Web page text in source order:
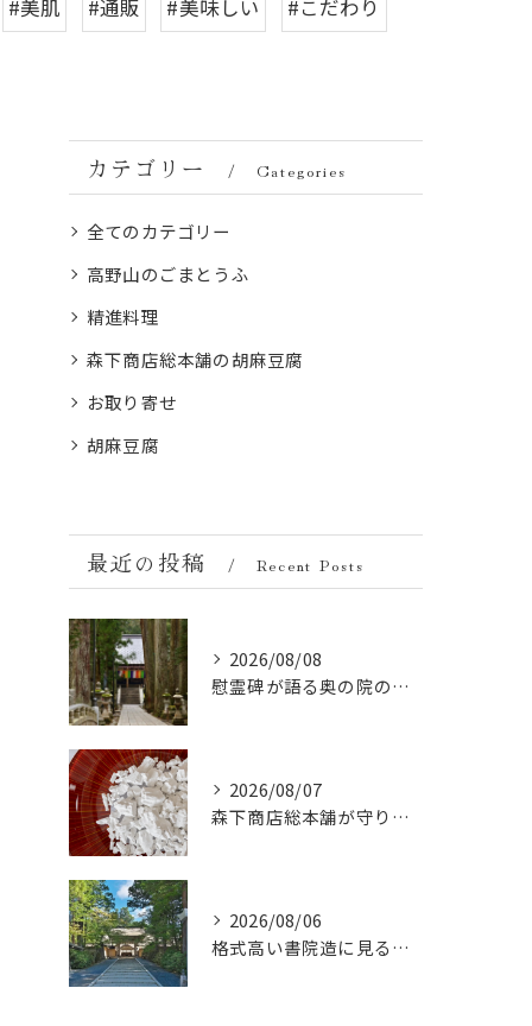
#美肌 #通販 #美味しい
#こだわり
カテゴリー Categories
全てのカテゴリー
高野山のごまとうふ
精進料理
森下商店総本舗の胡麻豆腐
お取り寄せ
胡麻豆腐
最近の投稿 Recent Posts
2026/08/08
慰霊碑が語る奥の院の過去：祈りと歴史の中間地点
2026/08/07
森下商店総本舗が守り続ける伝統の胡麻豆腐に使う吉野葛の純度と効能
2026/08/06
格式高い書院造に見る金剛峯寺の中世から近世への変遷